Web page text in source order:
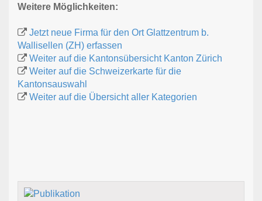
Weitere Möglichkeiten:
Jetzt neue Firma für den Ort Glattzentrum b.
Wallisellen (ZH) erfassen
Weiter auf die Kantonsübersicht Kanton Zürich
Weiter auf die Schweizerkarte für die
Kantonsauswahl
Weiter auf die Übersicht aller Kategorien